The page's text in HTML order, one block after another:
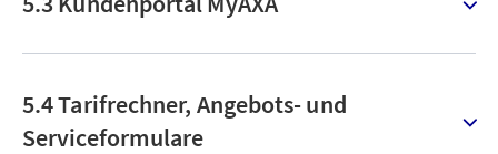
5.4 Tarifrechner, Angebots- und
Serviceformulare